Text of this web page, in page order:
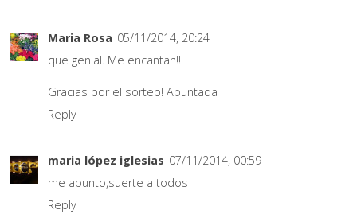
Maria Rosa 05/11/2014, 20:24
que genial. Me encantan!!
Gracias por el sorteo! Apuntada
Reply
maria lópez iglesias 07/11/2014, 00:59
me apunto,suerte a todos
Reply